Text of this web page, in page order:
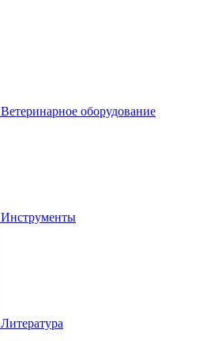
Ветеринарное оборудование
Инструменты
Литература